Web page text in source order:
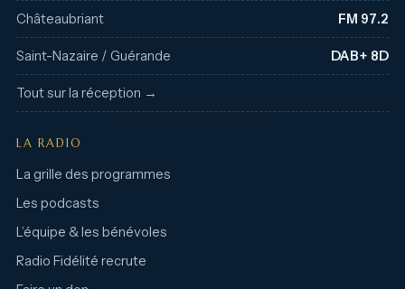
Châteaubriant FM 97.2
Saint-Nazaire / Guérande DAB+ 8D
Tout sur la réception →
LA RADIO
La grille des programmes
Les podcasts
L’équipe & les bénévoles
Radio Fidélité recrute